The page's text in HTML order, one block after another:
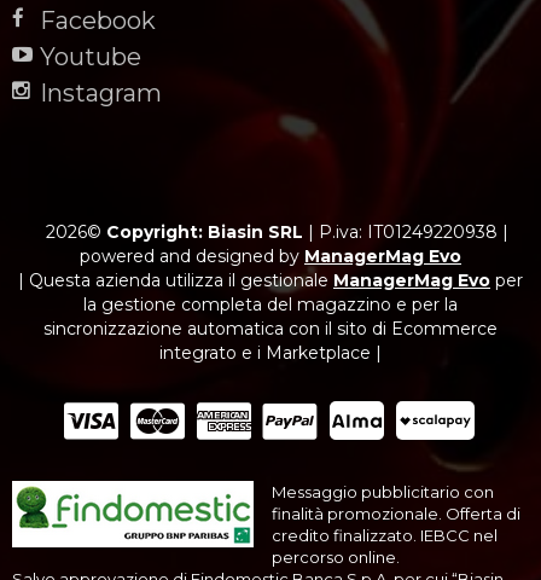
Facebook
Youtube
Instagram
2026© Copyright: Biasin SRL | P.iva: IT01249220938 |
powered and designed by ManagerMag Evo
| Questa azienda utilizza il gestionale ManagerMag Evo per
la gestione completa del magazzino e per la
sincronizzazione automatica con il sito di Ecommerce
integrato e i Marketplace |
Messaggio pubblicitario con
finalità promozionale. Offerta di
credito finalizzato. IEBCC nel
percorso online.